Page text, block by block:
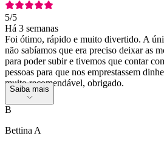
5/5
Há 3 semanas
Foi ótimo, rápido e muito divertido. A
não sabíamos que era preciso deixar as
para poder subir e tivemos que contar
pessoas para que nos emprestassem
muito recomendável, obrigado.
Saiba mais
B
Bettina A